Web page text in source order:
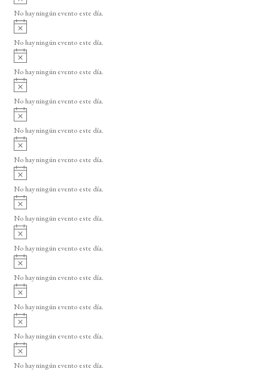
o
v
i
o
No hay ningún evento este día.
A
v
i
o
No hay ningún evento este día.
A
v
i
o
No hay ningún evento este día.
A
v
i
o
No hay ningún evento este día.
A
v
i
o
No hay ningún evento este día.
A
v
i
o
No hay ningún evento este día.
A
v
i
o
No hay ningún evento este día.
A
v
i
o
No hay ningún evento este día.
A
v
i
o
No hay ningún evento este día.
A
v
i
o
No hay ningún evento este día.
A
v
i
o
No hay ningún evento este día.
A
v
i
o
No hay ningún evento este día.
A
v
i
No hay ningún evento este día.